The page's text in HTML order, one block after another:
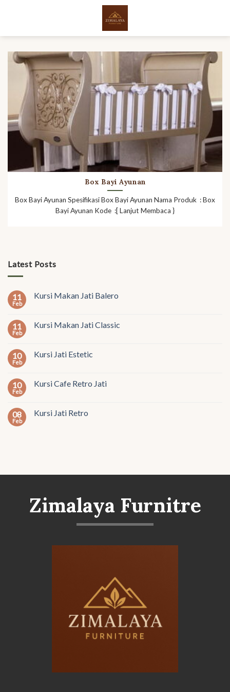
Latest Posts
11
Feb
Kursi Makan Jati Balero
11
Feb
Kursi Makan Jati Classic
10
Feb
Kursi Jati Estetic
10
Feb
Kursi Cafe Retro Jati
08
Feb
Kursi Jati Retro
Box Bayi Ayunan
Box Bayi Ayunan Spesifikasi Box Bayi Ayunan Nama Produk : Box
Bayi Ayunan Kode :[ Lanjut Membaca }
Zimalaya Furnitre